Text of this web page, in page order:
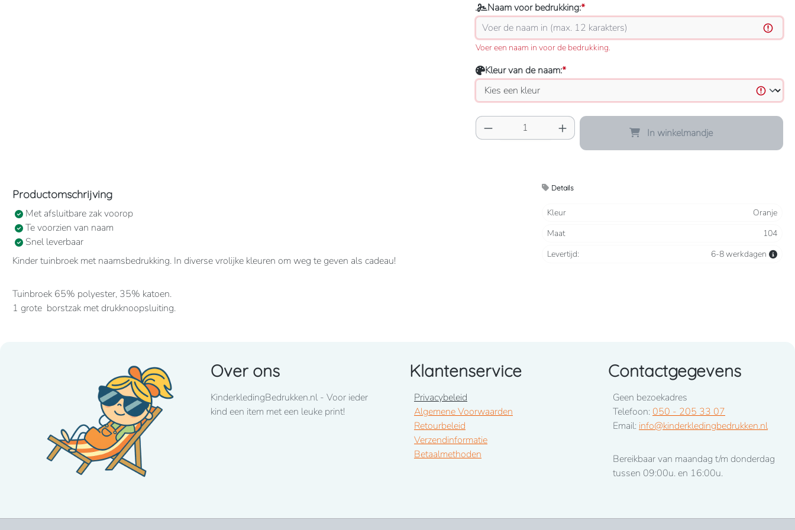
Naam voor bedrukking:*
Voer een naam in voor de bedrukking.
Kleur van de naam:*
Producthoeveelheid: Voer de gewenste
In winkelmandje
Productomschrijving
Met afsluitbare zak voorop
Te voorzien van naam
Snel leverbaar
Kinder tuinbroek met naamsbedrukking. In diverse vrolijke kleuren om weg te geven als cadeau!
Tuinbroek 65% polyester, 35% katoen.
1 grote borstzak met drukknoopsluiting.
Wij drukken standaard met lettertype CooperBlack
Voor spoed levering dient u altijd telefonisch contact met ons op te nemen! 050-2053307
Details
Kleur
Oranje
Maat
104
Levertijd:
6-8 werkdagen
Over ons
KinderkledingBedrukken.nl - Voor ieder
kind een item met een leuke print!
Klantenservice
Privacybeleid
Algemene Voorwaarden
Retourbeleid
Verzendinformatie
Betaalmethoden
Contactgegevens
Geen bezoekadres
Telefoon: 050 - 205 33 07
Email: info@kinderkledingbedrukken.nl
Bereikbaar van maandag t/m donderdag
tussen 09:00u. en 16:00u.